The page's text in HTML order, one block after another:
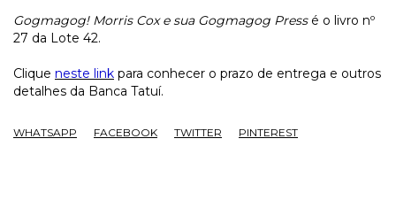
Gogmagog! Morris Cox e sua Gogmagog Press é o livro nº
27 da Lote 42.
Clique neste link para conhecer o prazo de entrega e outros
detalhes da Banca Tatuí.
WHATSAPP FACEBOOK TWITTER PINTEREST